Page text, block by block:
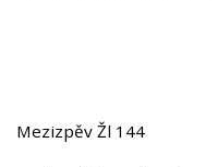
Mezizpěv Žl 144